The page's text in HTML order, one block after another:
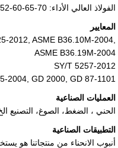
الفولاذ العالي الأداء: ASTM/ASME A860 WPHY 42-46-52-60-65-70
المعايير
2012, ASME B36.10M-2004,
ASME B36.19M-2004
SY/T 5257-2012
2004, GD 2000, GD 87-1101
العمليات الصناعية
الحني ، الضغط، الصوغ، التصنيع
التطبيقات الصناعية
أنبوب الانحناء من منتجاتنا هو